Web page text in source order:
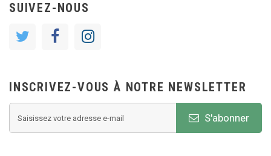
SUIVEZ-NOUS
INSCRIVEZ-VOUS À NOTRE NEWSLETTER
S'abonner